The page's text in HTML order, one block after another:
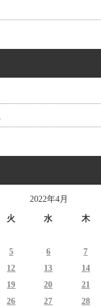
2022年4月
火 水 木
5 6 7
12 13 14
19 20 21
26 27 28